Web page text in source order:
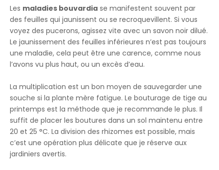
Les maladies bouvardia se manifestent souvent par
des feuilles qui jaunissent ou se recroquevillent. Si vous
voyez des pucerons, agissez vite avec un savon noir dilué.
Le jaunissement des feuilles inférieures n’est pas toujours
une maladie, cela peut être une carence, comme nous
l’avons vu plus haut, ou un excès d’eau.
La multiplication est un bon moyen de sauvegarder une
souche si la plante mère fatigue. Le bouturage de tige au
printemps est la méthode que je recommande le plus. Il
suffit de placer les boutures dans un sol maintenu entre
20 et 25 °C. La division des rhizomes est possible, mais
c’est une opération plus délicate que je réserve aux
jardiniers avertis.